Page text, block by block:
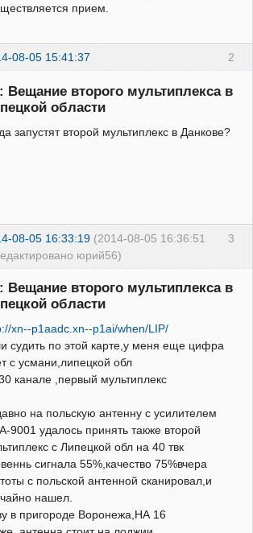
прием.
2
08-05 15:41:37
Вещание второго мультиплекса в
области
запустят второй мультиплекс в Данкове?
3
08-05 16:33:19 (2014-08-05 16:36:51
юрий56)
Вещание второго мультиплекса в
области
xn--p1aadc.xn--p1ai/when/LIP/
судить по этой карте,у меня еще цифра
с усмани,липецкой обл
канале ,первый мультиплекс
на польскую антенну с усилителем
9001 удалось принять также второй
с Липецкой обл на 40 твк
сигнала 55%,качество 75%вчера
с польской антенной сканировал,и
нашел.
в пригороде Воронежа,НА 16